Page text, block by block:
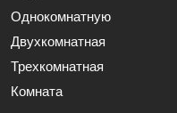
Однокомнатную
Двухкомнатная
Трехкомнатная
Комната